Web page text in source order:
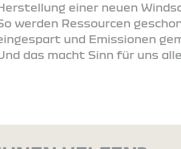
einer neuen
werden Ressourcen
und Emissionen
das macht Sinn für uns alle.